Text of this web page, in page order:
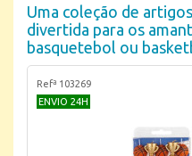
Uma coleção de
divertida para os
basquetebol ou
Refª 103269
ENVIO 24H